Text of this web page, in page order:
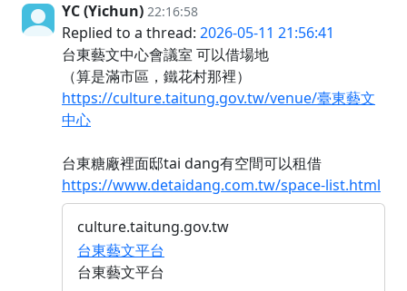
YC (Yichun) 22:16:58
Replied to a thread: 2026-05-11 21:56:41
台東藝文中心會議室 可以借場地
（算是滿市區，鐵花村那裡）
https://culture.taitung.gov.tw/venue/臺東藝文
中心
台東糖廠裡面邸tai dang有空間可以租借
https://www.detaidang.com.tw/space-list.html
culture.taitung.gov.tw
台東藝文平台
台東藝文平台